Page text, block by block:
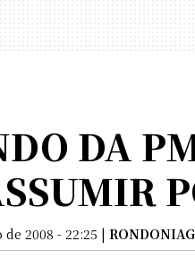
DA
2008 - 22:25 |